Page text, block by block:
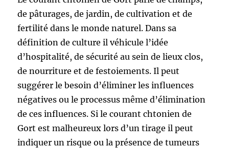
de pâturages, de jardin, de cultivation et de
fertilité dans le monde naturel. Dans sa
définition de culture il véhicule l’idée
d’hospitalité, de sécurité au sein de lieux clos,
de nourriture et de festoiements. Il peut
suggérer le besoin d’éliminer les influences
négatives ou le processus même d’élimination
de ces influences. Si le courant chtonien de
Gort est malheureux lors d’un tirage il peut
indiquer un risque ou la présence de tumeurs